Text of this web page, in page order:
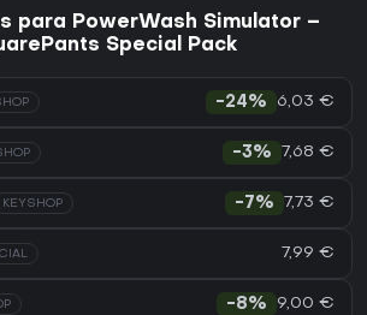
para PowerWash Simulator –
Special Pack
-24% 6,03 €
-3% 7,68 €
KEYSHOP -7% 7,73 €
7,99 €
-8% 9,00 €